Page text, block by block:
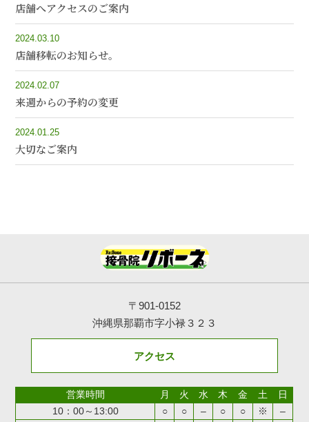
店舗へアクセスのご案内
2024.03.10
店舗移転のお知らせ。
2024.02.07
来週からの予約の変更
2024.01.25
大切なご案内
〒901-0152
沖縄県那覇市字小禄３２３
アクセス
営業時間 月 火 水 木 金 土
日
10：00～13:00
○ ○ – ○ ○ ※ –